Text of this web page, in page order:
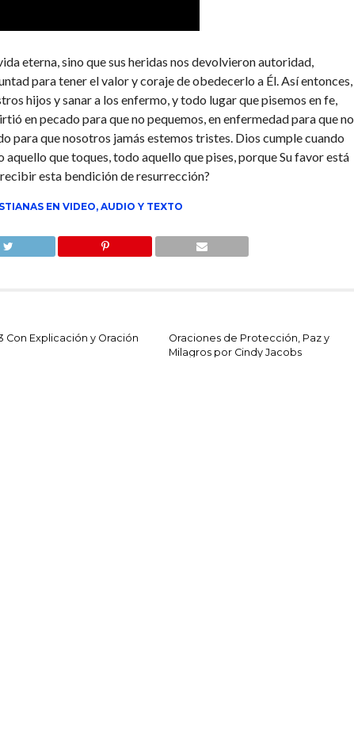
eterna, sino que sus heridas nos devolvieron autoridad,
para tener el valor y coraje de obedecerlo a Él. Así entonces,
hijos y sanar a los enfermo, y todo lugar que pisemos en fe,
en pecado para que no pequemos, en enfermedad para que no
para que nosotros jamás estemos tristes. Dios cumple cuando
que toques, todo aquello que pises, porque Su favor está
esta bendición de resurrección?
EN VIDEO, AUDIO Y TEXTO
Con Explicación y Oración
Oraciones de Protección, Paz y
Milagros por Cindy Jacobs